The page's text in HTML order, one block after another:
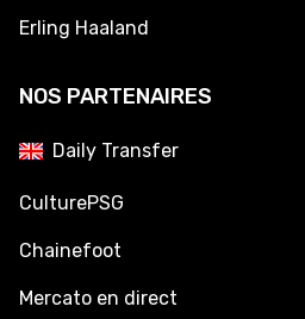
Erling Haaland
NOS PARTENAIRES
Daily Transfer
CulturePSG
Chainefoot
Mercato en direct